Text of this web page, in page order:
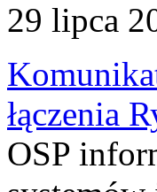
29 lipca
łączenia
OSP